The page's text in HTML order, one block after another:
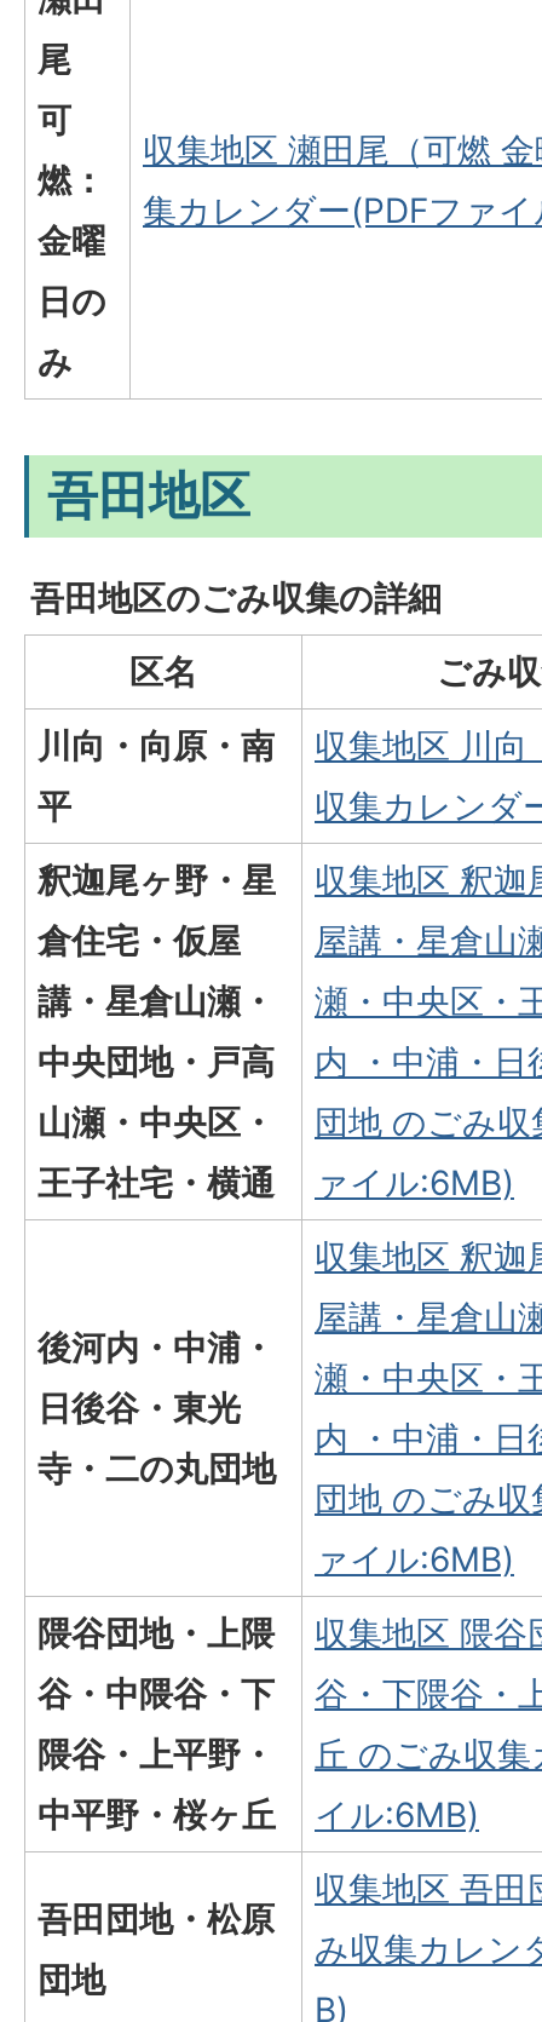
尾
可
燃：
金曜
日の
み
収集地区 瀬田尾（可燃
集カレンダー(PDFファ
吾田地区
吾田地区のごみ収集の詳細
区名
ごみ
川向・向原・南
平
収集地区 川
収集カレンダ
釈迦尾ヶ野・星
倉住宅・仮屋
講・星倉山瀬・
中央団地・戸高
山瀬・中央区・
王子社宅・横通
収集地区 釈迦
屋講・星倉山
瀬・中央区・
内 ・中浦・日
団地 のごみ
ァイル:6MB)
後河内・中浦・
日後谷・東光
寺・二の丸団地
収集地区 釈迦
屋講・星倉山
瀬・中央区・
内 ・中浦・日
団地 のごみ
ァイル:6MB)
隈谷団地・上隈
谷・中隈谷・下
隈谷・上平野・
中平野・桜ヶ丘
収集地区 隈谷
谷・下隈谷・
丘 のごみ収
イル:6MB)
吾田団地・松原
団地
収集地区 吾
み収集カレン
B)